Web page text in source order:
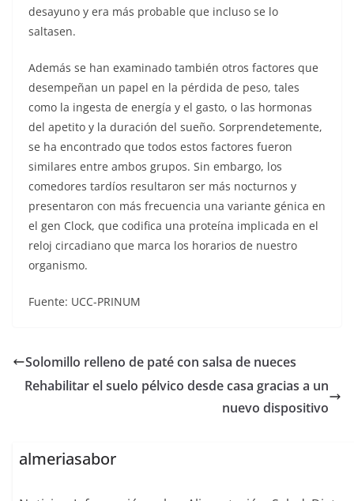
desayuno y era más probable que incluso se lo
saltasen.
Además se han examinado también otros factores que
desempeñan un papel en la pérdida de peso, tales
como la ingesta de energía y el gasto, o las hormonas
del apetito y la duración del sueño. Sorprendetemente,
se ha encontrado que todos estos factores fueron
similares entre ambos grupos. Sin embargo, los
comedores tardíos resultaron ser más nocturnos y
presentaron con más frecuencia una variante génica en
el gen Clock, que codifica una proteína implicada en el
reloj circadiano que marca los horarios de nuestro
organismo.
Fuente: UCC-PRINUM
Solomillo relleno de paté con salsa de nueces
Rehabilitar el suelo pélvico desde casa gracias a un
nuevo dispositivo
almeriasabor